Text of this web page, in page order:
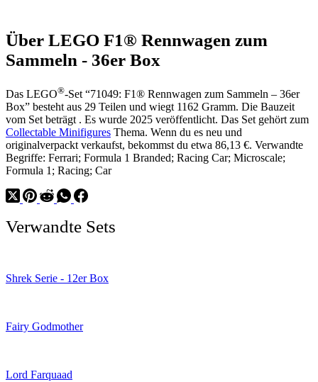
Über LEGO F1® Rennwagen zum
Sammeln - 36er Box
Das LEGO®-Set “71049: F1® Rennwagen zum Sammeln – 36er
Box” besteht aus 29 Teilen und wiegt 1162 Gramm. Die Bauzeit
vom Set beträgt . Es wurde 2025 veröffentlicht. Das Set gehört zum
Collectable Minifigures Thema. Wenn du es neu und
originalverpackt verkaufst, bekommst du etwa 86,13 €. Verwandte
Begriffe: Ferrari; Formula 1 Branded; Racing Car; Microscale;
Formula 1; Racing; Car
Verwandte Sets
Shrek Serie - 12er Box
Fairy Godmother
Lord Farquaad